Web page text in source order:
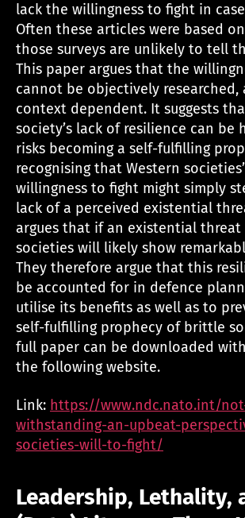
lack the willingness to fight in
Often these articles were based
those surveys are unlikely to tell
This paper argues that the
cannot be objectively researched,
context dependent. It suggests
society’s lack of resilience can be
risks becoming a self-fulfilling
recognising that Western
willingness to fight might simply
lack of a perceived existential
argues that if an existential threat
societies will likely show
They therefore argue that this
be accounted for in defence
utilise its benefits as well as to
self-fulfilling prophecy of brittle
full paper can be downloaded
the following website.
Link: https://www.ndc.nato.int/
withstanding-an-upbeat-
societies-will-to-fight/
Leadership, Lethality,